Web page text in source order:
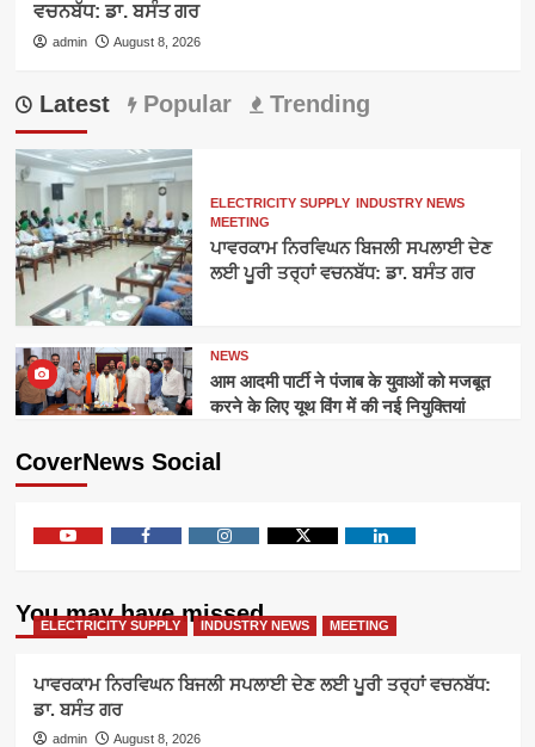
ਵਚਨਬੱਧ: ਡਾ. ਬਸੰਤ ਗਰ
admin August 8, 2026
Latest Popular Trending
ELECTRICITY SUPPLY INDUSTRY NEWS
MEETING
ਪਾਵਰਕਾਮ ਨਿਰਵਿਘਨ ਬਿਜਲੀ ਸਪਲਾਈ ਦੇਣ
ਲਈ ਪੂਰੀ ਤਰ੍ਹਾਂ ਵਚਨਬੱਧ: ਡਾ. ਬਸੰਤ ਗਰ
NEWS
आम आदमी पार्टी ने पंजाब के युवाओं को मजबूत
करने के लिए यूथ विंग में की नई नियुक्तियां
CoverNews Social
You may have missed
ELECTRICITY SUPPLY INDUSTRY NEWS MEETING
ਪਾਵਰਕਾਮ ਨਿਰਵਿਘਨ ਬਿਜਲੀ ਸਪਲਾਈ ਦੇਣ ਲਈ ਪੂਰੀ ਤਰ੍ਹਾਂ ਵਚਨਬੱਧ:
ਡਾ. ਬਸੰਤ ਗਰ
admin August 8, 2026